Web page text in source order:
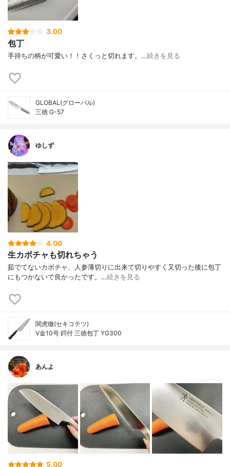
3.00
包丁
手持ちの柄が可愛い！！さくっと切れます。…続きを見る
GLOBAL(グローバル)
三徳 G-57
ゆしず
4.00
生カボチャも切れちゃう
茹でてないカボチャ、人参薄切りに出来て切りやすく又切った後に包丁
にもつかないで良かったです。…続きを見る
関虎徹(セキコテツ)
V金10号 鍔付 三徳包丁 YG300
あんよ
5.00